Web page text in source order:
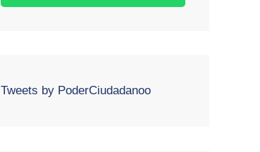
Tweets by PoderCiudadanoo